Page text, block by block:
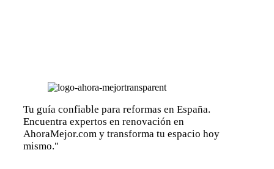
Tu guía confiable para reformas en España.
Encuentra expertos en renovación en
AhoraMejor.com y transforma tu espacio hoy
mismo."